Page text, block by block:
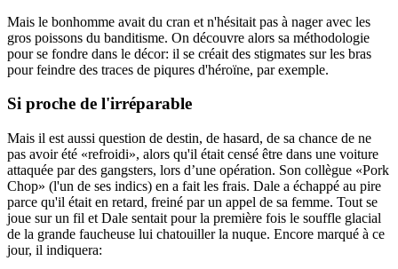
Mais le bonhomme avait du cran et n'hésitait pas à nager avec les
gros poissons du banditisme. On découvre alors sa méthodologie
pour se fondre dans le décor: il se créait des stigmates sur les bras
pour feindre des traces de piqures d'héroïne, par exemple.
Si proche de l'irréparable
Mais il est aussi question de destin, de hasard, de sa chance de ne
pas avoir été «refroidi», alors qu'il était censé être dans une voiture
attaquée par des gangsters, lors d’une opération. Son collègue «Pork
Chop» (l'un de ses indics) en a fait les frais. Dale a échappé au pire
parce qu'il était en retard, freiné par un appel de sa femme. Tout se
joue sur un fil et Dale sentait pour la première fois le souffle glacial
de la grande faucheuse lui chatouiller la nuque. Encore marqué à ce
jour, il indiquera: